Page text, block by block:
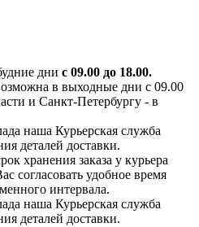
дни с 09.00 до 18.00.
в выходные дни с 09.00
и Санкт-Петербургу - в
наша Курьерская служба
деталей доставки.
хранения заказа у курьера
согласовать удобное время
интервала.
наша Курьерская служба
деталей доставки.